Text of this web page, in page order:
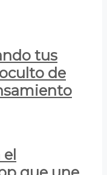
tus
de